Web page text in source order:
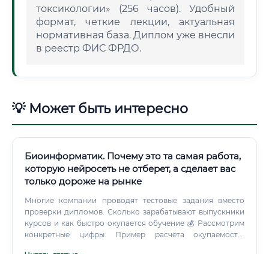
токсикологии» (256 часов). Удобный
формат, четкие лекции, актуальная
нормативная база. Диплом уже внесли
в реестр ФИС ФРДО.
💡 Может быть интересно
Биоинформатик. Почему это та самая работа,
которую нейросеть не отберет, а сделает вас
только дороже на рынке
Многие компании проводят тестовые задания вместо
проверки дипломов. Сколько зарабатывают выпускники
курсов и как быстро окупается обучение 💰 Рассмотрим
конкретные цифры: Пример расчёта окупаемости: